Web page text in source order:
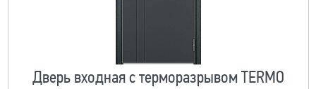
Дверь входная с терморазрывом TERMO